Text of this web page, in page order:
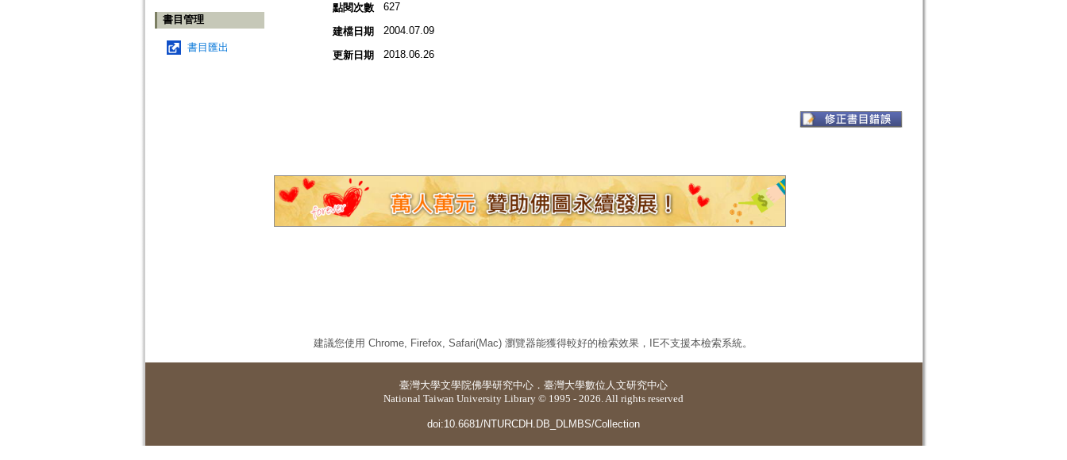
書目管理
書目匯出
點閱次數
627
建檔日期 2004.07.09
更新日期 2018.06.26
建議您使用 Chrome, Firefox, Safari(Mac) 瀏覽器能獲得較好的檢索效果，IE不支援本檢索系統。
臺灣大學文學院佛學研究中心 ． 臺灣大學數位人文研究中心
National Taiwan University Library © 1995 - 2026. All rights reserved
doi:10.6681/NTURCDH.DB_DLMBS/Collection